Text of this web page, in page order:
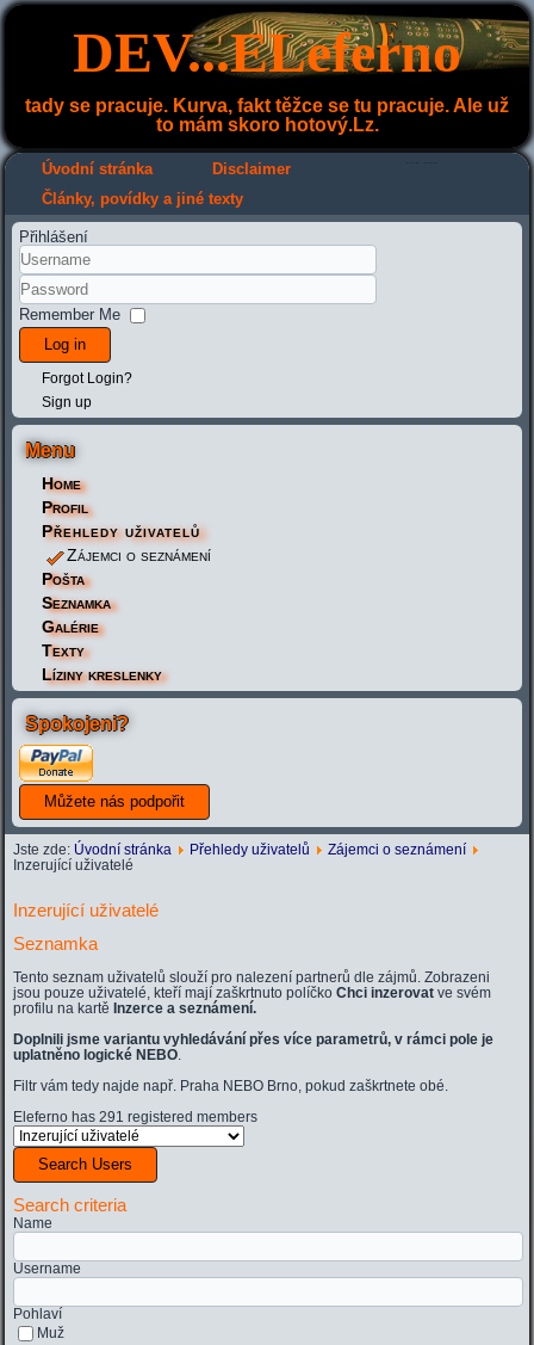
DEV...ELeferno
tady se pracuje. Kurva, fakt těžce se tu pracuje. Ale už
to mám skoro hotový.Lz.
Úvodní stránka Disclaimer
Články, povídky a jiné texty
Přihlášení
Remember Me
Log in
Forgot Login?
Sign up
Menu
Home
Profil
Přehledy uživatelů
Zájemci o seznámení
Pošta
Seznamka
Galérie
Texty
Líziny kreslenky
Spokojeni?
Jste zde: Úvodní stránka Přehledy uživatelů
Zájemci o seznámení
Inzerující uživatelé
Inzerující uživatelé
Seznamka
Tento seznam uživatelů slouží pro nalezení partnerů dle zájmů. Zobrazeni
jsou pouze uživatelé, kteří mají zaškrtnuto políčkoChci inzerovat ve svém
profilu na kartě Inzerce a seznámení.
Doplnili jsme variantu vyhledávání přes více parametrů, v rámci pole je
uplatněno logické NEBO.
Filtr vám tedy najde např. Praha NEBO Brno, pokud zaškrtnete obé.
Eleferno has 291 registered members
Search Users
Search criteria
Name
Username
Pohlaví
Muž